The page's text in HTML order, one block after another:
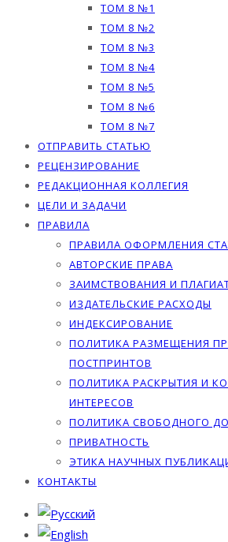
ТОМ 8 №1
ТОМ 8 №2
ТОМ 8 №3
ТОМ 8 №4
ТОМ 8 №5
ТОМ 8 №6
ТОМ 8 №7
ОТПРАВИТЬ СТАТЬЮ
РЕЦЕНЗИРОВАНИЕ
РЕДАКЦИОННАЯ КОЛЛЕГИЯ
ЦЕЛИ И ЗАДАЧИ
ПРАВИЛА
ПРАВИЛА ОФОРМЛЕНИЯ
АВТОРСКИЕ ПРАВА
ЗАИМСТВОВАНИЯ И
ИЗДАТЕЛЬСКИЕ РАСХОДЫ
ИНДЕКСИРОВАНИЕ
ПОЛИТИКА РАЗМЕЩЕНИЯ
ПОСТПРИНТОВ
ПОЛИТИКА РАСКРЫТИЯ И
ИНТЕРЕСОВ
ПОЛИТИКА СВОБОДНОГО
ПРИВАТНОСТЬ
ЭТИКА НАУЧНЫХ
КОНТАКТЫ